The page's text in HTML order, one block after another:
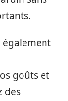
également
goûts et
des